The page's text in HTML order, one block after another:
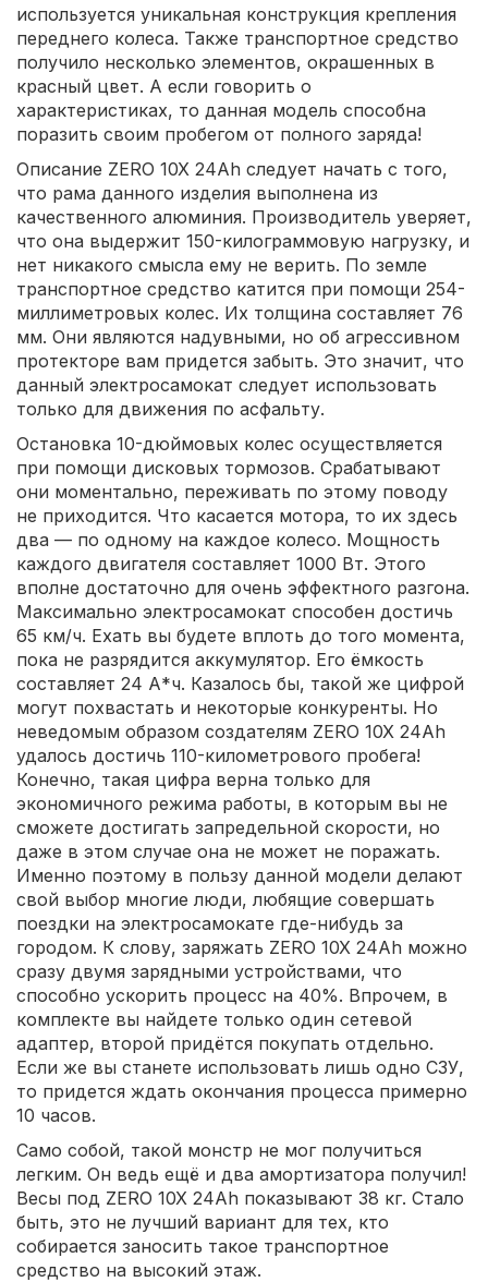
используется уникальная конструкция крепления
переднего колеса. Также транспортное средство
получило несколько элементов, окрашенных в
красный цвет. А если говорить о
характеристиках, то данная модель способна
поразить своим пробегом от полного заряда!
Описание ZERO 10X 24Ah следует начать с того,
что рама данного изделия выполнена из
качественного алюминия. Производитель уверяет,
что она выдержит 150-килограммовую нагрузку, и
нет никакого смысла ему не верить. По земле
транспортное средство катится при помощи 254-
миллиметровых колес. Их толщина составляет 76
мм. Они являются надувными, но об агрессивном
протекторе вам придется забыть. Это значит, что
данный электросамокат следует использовать
только для движения по асфальту.
Остановка 10-дюймовых колес осуществляется
при помощи дисковых тормозов. Срабатывают
они моментально, переживать по этому поводу
не приходится. Что касается мотора, то их здесь
два — по одному на каждое колесо. Мощность
каждого двигателя составляет 1000 Вт. Этого
вполне достаточно для очень эффектного разгона.
Максимально электросамокат способен достичь
65 км/ч. Ехать вы будете вплоть до того момента,
пока не разрядится аккумулятор. Его ёмкость
составляет 24 А*ч. Казалось бы, такой же цифрой
могут похвастать и некоторые конкуренты. Но
неведомым образом создателям ZERO 10X 24Ah
удалось достичь 110-километрового пробега!
Конечно, такая цифра верна только для
экономичного режима работы, в которым вы не
сможете достигать запредельной скорости, но
даже в этом случае она не может не поражать.
Именно поэтому в пользу данной модели делают
свой выбор многие люди, любящие совершать
поездки на электросамокате где-нибудь за
городом. К слову, заряжать ZERO 10X 24Ah можно
сразу двумя зарядными устройствами, что
способно ускорить процесс на 40%. Впрочем, в
комплекте вы найдете только один сетевой
адаптер, второй придётся покупать отдельно.
Если же вы станете использовать лишь одно СЗУ,
то придется ждать окончания процесса примерно
10 часов.
Само собой, такой монстр не мог получиться
легким. Он ведь ещё и два амортизатора получил!
Весы под ZERO 10X 24Ah показывают 38 кг. Стало
быть, это не лучший вариант для тех, кто
собирается заносить такое транспортное
средство на высокий этаж.